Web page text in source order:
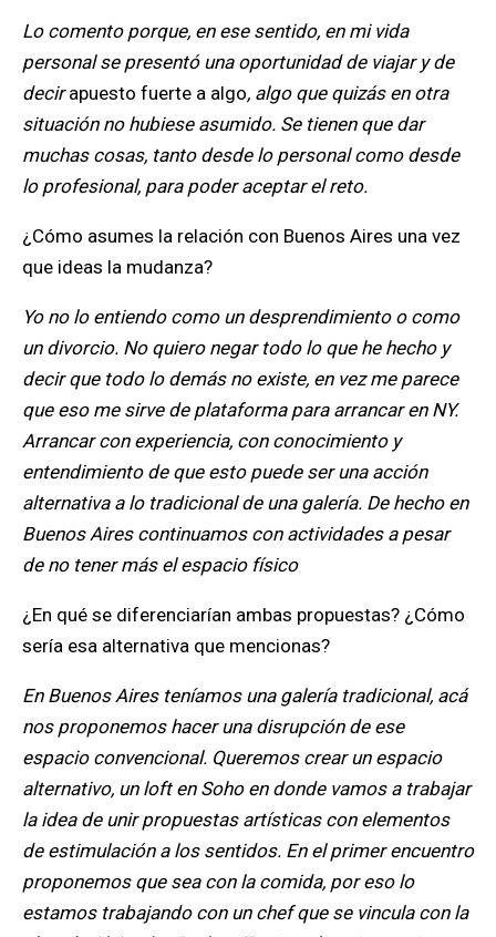
Lo comento porque, en ese sentido, en mi vida
personal se presentó una oportunidad de viajar y de
decirapuesto fuerte a algo, algo que quizás en otra
situación no hubiese asumido. Se tienen que dar
muchas cosas, tanto desde lo personal como desde
lo profesional, para poder aceptar el reto.
¿Cómo asumes la relación con Buenos Aires una vez
que ideas la mudanza?
Yo no lo entiendo como un desprendimiento o como
un divorcio. No quiero negar todo lo que he hecho y
decir que todo lo demás no existe, en vez me parece
que eso me sirve de plataforma para arrancar en NY.
Arrancar con experiencia, con conocimiento y
entendimiento de que esto puede ser una acción
alternativa a lo tradicional de una galería. De hecho en
Buenos Aires continuamos con actividades a pesar
de no tener más el espacio físico
¿En qué se diferenciarían ambas propuestas? ¿Cómo
sería esa alternativa que mencionas?
En Buenos Aires teníamos una galería tradicional, acá
nos proponemos hacer una disrupción de ese
espacio convencional. Queremos crear un espacio
alternativo, un loft en Soho en donde vamos a trabajar
la idea de unir propuestas artísticas con elementos
de estimulación a los sentidos. En el primer encuentro
proponemos que sea con la comida, por eso lo
estamos trabajando con un chef que se vincula con la